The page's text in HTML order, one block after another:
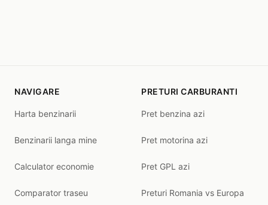
NAVIGARE
Harta benzinarii
Benzinarii langa mine
Calculator economie
Comparator traseu
PRETURI CARBURANTI
Pret benzina azi
Pret motorina azi
Pret GPL azi
Preturi Romania vs Europa